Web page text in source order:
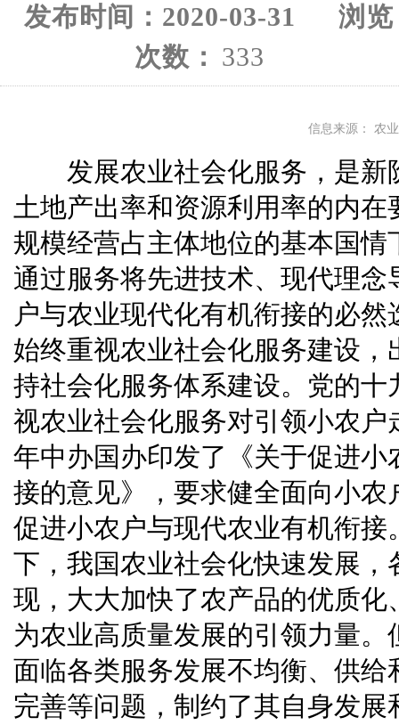
发布时间： 2020-03-31
浏览
次数： 333
信息来源： 农
发展农业社会化服务，是
土地产出率和资源利用率的内
规模经营占主体地位的基本国
通过服务将先进技术、现代理
户与农业现代化有机衔接的必
始终重视农业社会化服务建设
持社会化服务体系建设。党的
视农业社会化服务对引领小农户
年中办国办印发了《关于促进
接的意见》，要求健全面向小
促进小农户与现代农业有机衔
下，我国农业社会化快速发展
现，大大加快了农产品的优质
为农业高质量发展的引领力量
面临各类服务发展不均衡、供
完善等问题，制约了其自身发